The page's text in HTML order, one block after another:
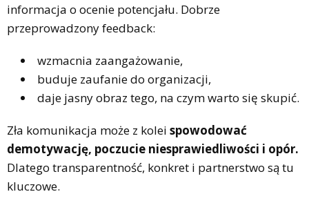
informacja o ocenie potencjału. Dobrze
przeprowadzony feedback:
wzmacnia zaangażowanie,
buduje zaufanie do organizacji,
daje jasny obraz tego, na czym warto się skupić.
Zła komunikacja może z kolei spowodować
demotywację, poczucie niesprawiedliwości i opór.
Dlatego transparentność, konkret i partnerstwo są tu
kluczowe.